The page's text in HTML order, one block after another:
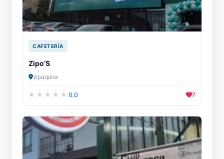
CAFETERÍA
Zipo’S
zipaquira
0.0 7